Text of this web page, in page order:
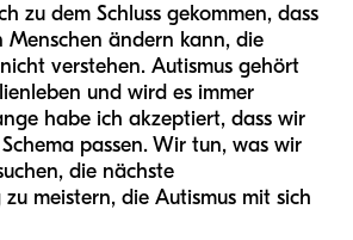
zu dem Schluss gekommen, dass
Menschen ändern kann, die
verstehen. Autismus gehört
und wird es immer
habe ich akzeptiert, dass wir
passen. Wir tun, was wir
die nächste
meistern, die Autismus mit sich